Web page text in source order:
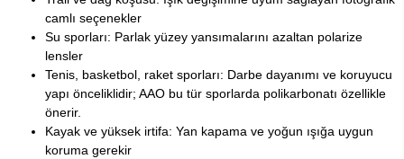
camlı seçenekler
Su sporları: Parlak yüzey yansımalarını azaltan polarize
lensler
Tenis, basketbol, raket sporları: Darbe dayanımı ve koruyucu
yapı önceliklidir; AAO bu tür sporlarda polikarbonatı özellikle
önerir.
Kayak ve yüksek irtifa: Yan kapama ve yoğun ışığa uygun
koruma gerekir